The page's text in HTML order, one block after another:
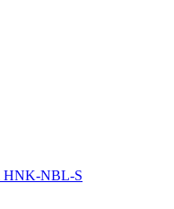
HNK-NBL-S